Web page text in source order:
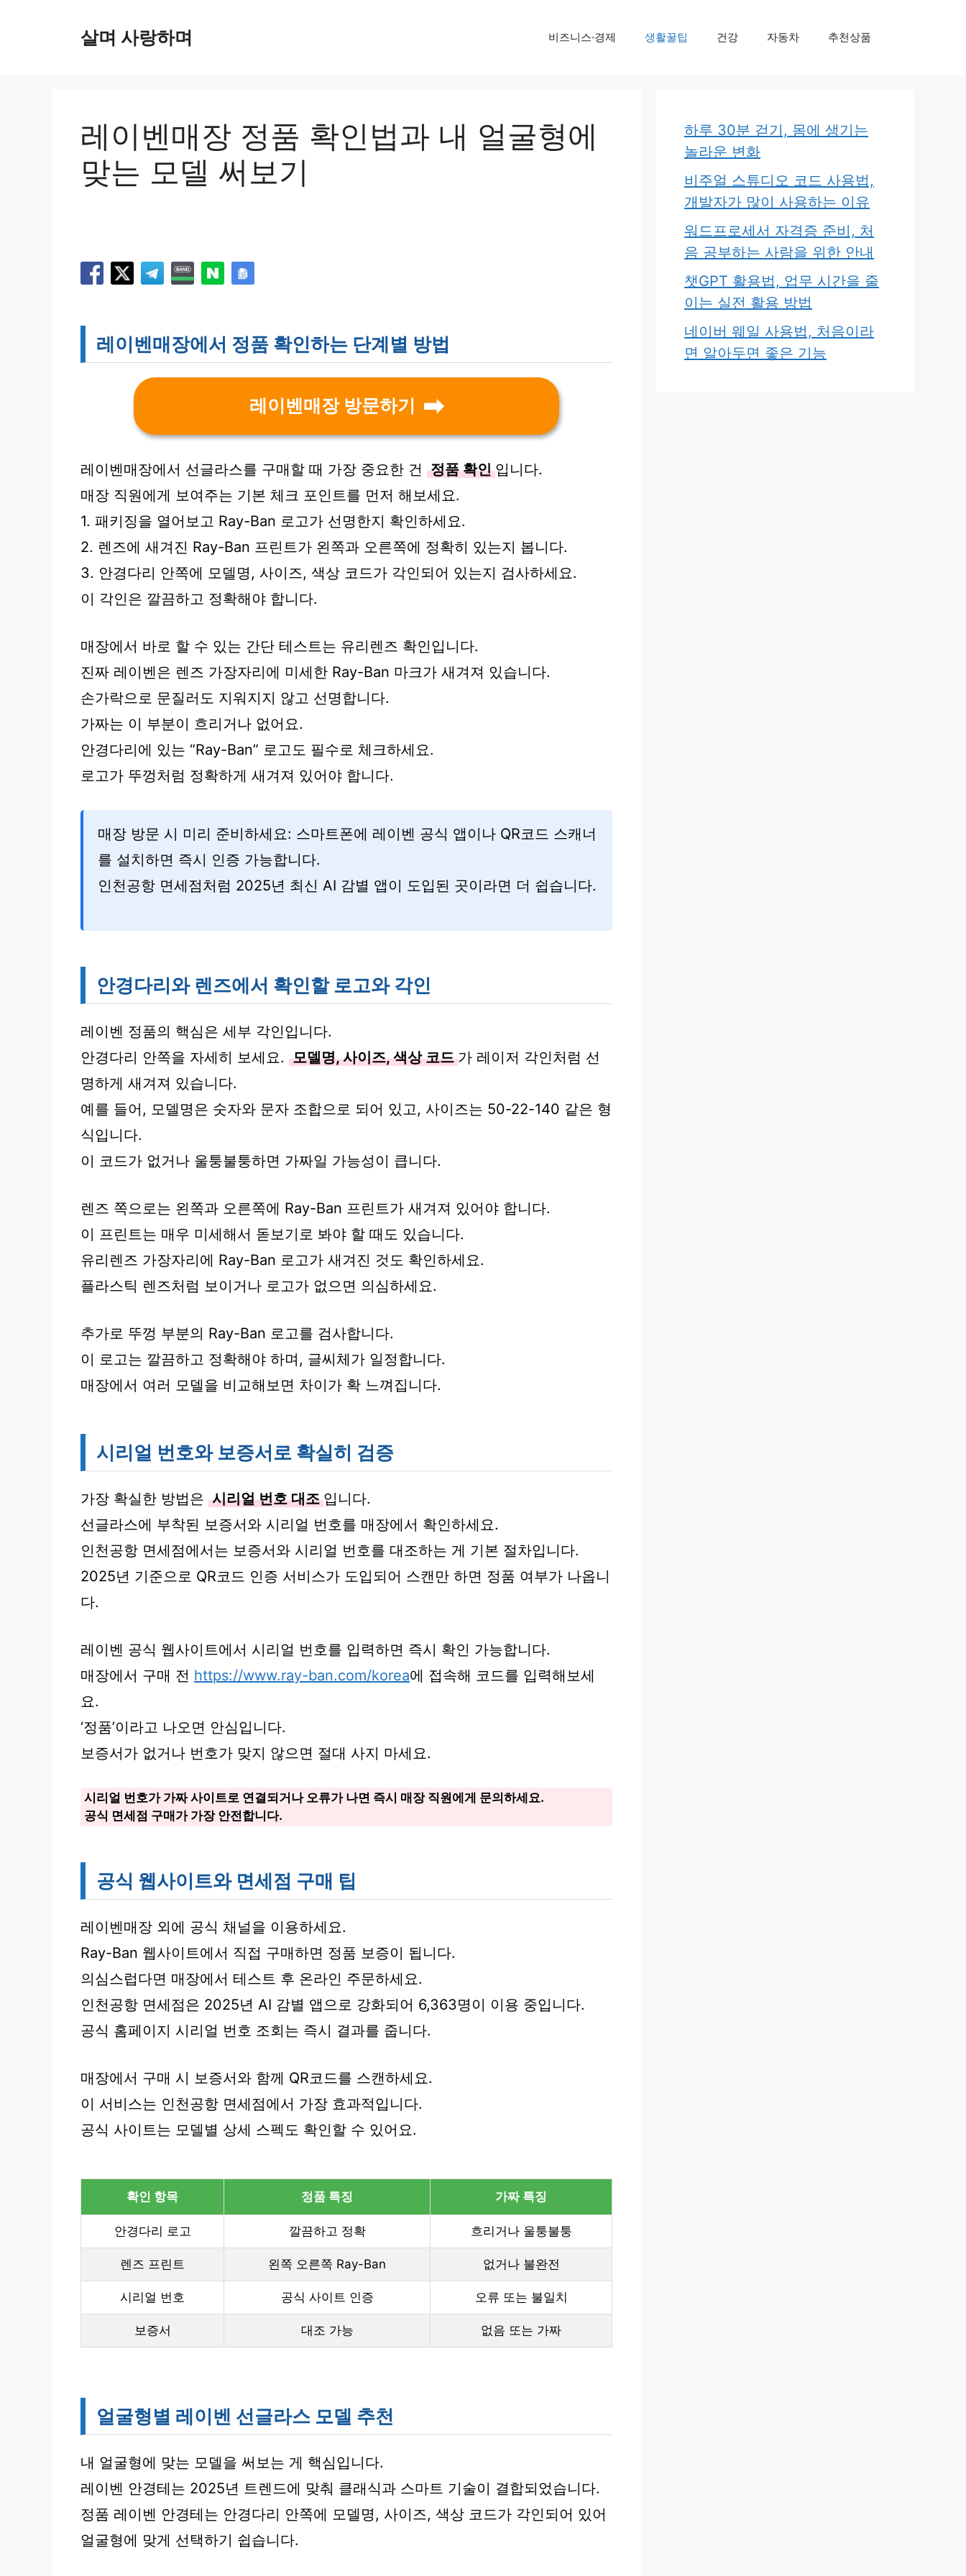
살며 사랑하며 비즈니스·경제 생활꿀팁 건강 자동차 추천상품
레이벤매장 정품 확인법과 내 얼굴형에
맞는 모델 써보기
레이벤매장에서 정품 확인하는 단계별 방법
레이벤매장 방문하기
레이벤매장에서 선글라스를 구매할 때 가장 중요한 건 정품 확인 입니다.
매장 직원에게 보여주는 기본 체크 포인트를 먼저 해보세요.
1. 패키징을 열어보고 Ray-Ban 로고가 선명한지 확인하세요.
2. 렌즈에 새겨진 Ray-Ban 프린트가 왼쪽과 오른쪽에 정확히 있는지 봅니다.
3. 안경다리 안쪽에 모델명, 사이즈, 색상 코드가 각인되어 있는지 검사하세요.
이 각인은 깔끔하고 정확해야 합니다.
매장에서 바로 할 수 있는 간단 테스트는 유리렌즈 확인입니다.
진짜 레이벤은 렌즈 가장자리에 미세한 Ray-Ban 마크가 새겨져 있습니다.
손가락으로 문질러도 지워지지 않고 선명합니다.
가짜는 이 부분이 흐리거나 없어요.
안경다리에 있는 “Ray-Ban” 로고도 필수로 체크하세요.
로고가 뚜껑처럼 정확하게 새겨져 있어야 합니다.
매장 방문 시 미리 준비하세요: 스마트폰에 레이벤 공식 앱이나 QR코드 스캐너
를 설치하면 즉시 인증 가능합니다.
인천공항 면세점처럼 2025년 최신 AI 감별 앱이 도입된 곳이라면 더 쉽습니다.
안경다리와 렌즈에서 확인할 로고와 각인
레이벤 정품의 핵심은 세부 각인입니다.
안경다리 안쪽을 자세히 보세요. 모델명, 사이즈, 색상 코드 가 레이저 각인처럼 선
명하게 새겨져 있습니다.
예를 들어, 모델명은 숫자와 문자 조합으로 되어 있고, 사이즈는 50-22-140 같은 형
식입니다.
이 코드가 없거나 울퉁불퉁하면 가짜일 가능성이 큽니다.
렌즈 쪽으로는 왼쪽과 오른쪽에 Ray-Ban 프린트가 새겨져 있어야 합니다.
이 프린트는 매우 미세해서 돋보기로 봐야 할 때도 있습니다.
유리렌즈 가장자리에 Ray-Ban 로고가 새겨진 것도 확인하세요.
플라스틱 렌즈처럼 보이거나 로고가 없으면 의심하세요.
추가로 뚜껑 부분의 Ray-Ban 로고를 검사합니다.
이 로고는 깔끔하고 정확해야 하며, 글씨체가 일정합니다.
매장에서 여러 모델을 비교해보면 차이가 확 느껴집니다.
시리얼 번호와 보증서로 확실히 검증
가장 확실한 방법은 시리얼 번호 대조 입니다.
선글라스에 부착된 보증서와 시리얼 번호를 매장에서 확인하세요.
인천공항 면세점에서는 보증서와 시리얼 번호를 대조하는 게 기본 절차입니다.
2025년 기준으로 QR코드 인증 서비스가 도입되어 스캔만 하면 정품 여부가 나옵니
다.
레이벤 공식 웹사이트에서 시리얼 번호를 입력하면 즉시 확인 가능합니다.
매장에서 구매 전 https://www.ray-ban.com/korea에 접속해 코드를 입력해보세
요.
‘정품’이라고 나오면 안심입니다.
보증서가 없거나 번호가 맞지 않으면 절대 사지 마세요.
시리얼 번호가 가짜 사이트로 연결되거나 오류가 나면 즉시 매장 직원에게 문의하세요.
공식 면세점 구매가 가장 안전합니다.
공식 웹사이트와 면세점 구매 팁
레이벤매장 외에 공식 채널을 이용하세요.
Ray-Ban 웹사이트에서 직접 구매하면 정품 보증이 됩니다.
의심스럽다면 매장에서 테스트 후 온라인 주문하세요.
인천공항 면세점은 2025년 AI 감별 앱으로 강화되어 6,363명이 이용 중입니다.
공식 홈페이지 시리얼 번호 조회는 즉시 결과를 줍니다.
매장에서 구매 시 보증서와 함께 QR코드를 스캔하세요.
이 서비스는 인천공항 면세점에서 가장 효과적입니다.
공식 사이트는 모델별 상세 스펙도 확인할 수 있어요.
확인 항목 정품 특징 가짜 특징
안경다리 로고 깔끔하고 정확 흐리거나 울퉁불퉁
렌즈 프린트 왼쪽 오른쪽 Ray-Ban 없거나 불완전
시리얼 번호 공식 사이트 인증 오류 또는 불일치
보증서 대조 가능 없음 또는 가짜
얼굴형별 레이벤 선글라스 모델 추천
내 얼굴형에 맞는 모델을 써보는 게 핵심입니다.
레이벤 안경테는 2025년 트렌드에 맞춰 클래식과 스마트 기술이 결합되었습니다.
정품 레이벤 안경테는 안경다리 안쪽에 모델명, 사이즈, 색상 코드가 각인되어 있어
얼굴형에 맞게 선택하기 쉽습니다.
하루 30분 걷기, 몸에 생기는
놀라운 변화
비주얼 스튜디오 코드 사용법,
개발자가 많이 사용하는 이유
워드프로세서 자격증 준비, 처
음 공부하는 사람을 위한 안내
챗GPT 활용법, 업무 시간을 줄
이는 실전 활용 방법
네이버 웨일 사용법, 처음이라
면 알아두면 좋은 기능